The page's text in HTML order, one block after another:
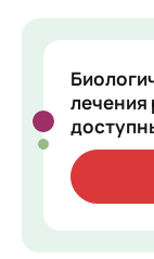
лечения